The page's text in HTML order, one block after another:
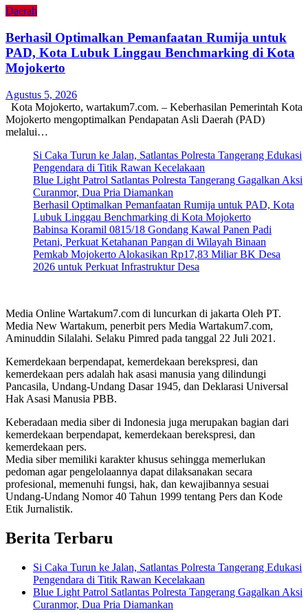
Daerah
Berhasil Optimalkan Pemanfaatan Rumija untuk
PAD, Kota Lubuk Linggau Benchmarking di Kota
Mojokerto
Agustus 5, 2026
Kota Mojokerto, wartakum7.com. – Keberhasilan Pemerintah Kota
Mojokerto mengoptimalkan Pendapatan Asli Daerah (PAD)
melalui…
Si Caka Turun ke Jalan, Satlantas Polresta Tangerang Edukasi
Pengendara di Titik Rawan Kecelakaan
Blue Light Patrol Satlantas Polresta Tangerang Gagalkan Aksi
Curanmor, Dua Pria Diamankan
Berhasil Optimalkan Pemanfaatan Rumija untuk PAD, Kota
Lubuk Linggau Benchmarking di Kota Mojokerto
Babinsa Koramil 0815/18 Gondang Kawal Panen Padi
Petani, Perkuat Ketahanan Pangan di Wilayah Binaan
Pemkab Mojokerto Alokasikan Rp17,83 Miliar BK Desa
2026 untuk Perkuat Infrastruktur Desa
Media Online Wartakum7.com di luncurkan di jakarta Oleh PT.
Media New Wartakum, penerbit pers Media Wartakum7.com,
Aminuddin Silalahi. Selaku Pimred pada tanggal 22 Juli 2021.
Kemerdekaan berpendapat, kemerdekaan berekspresi, dan
kemerdekaan pers adalah hak asasi manusia yang dilindungi
Pancasila, Undang-Undang Dasar 1945, dan Deklarasi Universal
Hak Asasi Manusia PBB.
Keberadaan media siber di Indonesia juga merupakan bagian dari
kemerdekaan berpendapat, kemerdekaan berekspresi, dan
kemerdekaan pers.
Media siber memiliki karakter khusus sehingga memerlukan
pedoman agar pengelolaannya dapat dilaksanakan secara
profesional, memenuhi fungsi, hak, dan kewajibannya sesuai
Undang-Undang Nomor 40 Tahun 1999 tentang Pers dan Kode
Etik Jurnalistik.
Berita Terbaru
Si Caka Turun ke Jalan, Satlantas Polresta Tangerang Edukasi
Pengendara di Titik Rawan Kecelakaan
Blue Light Patrol Satlantas Polresta Tangerang Gagalkan Aksi
Curanmor, Dua Pria Diamankan